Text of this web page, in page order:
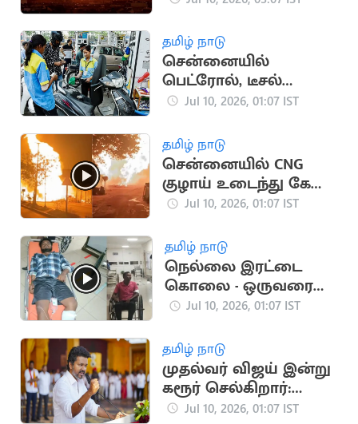
தமிழ் நாடு
சென்னையில்
பெட்ரோல், டீசல்
விலையில் மாற்றம்
Jul 10, 2026, 01:07 IST
தமிழ் நாடு
சென்னையில் CNG
குழாய் உடைந்து கேஸ்
கசிவு.. பெரும் தீ
Jul 10, 2026, 01:07 IST
தமிழ் நாடு
நெல்லை இரட்டை
கொலை - ஒருவரை
சுட்டுப்பிடித்த போலீஸ்
Jul 10, 2026, 01:07 IST
தமிழ் நாடு
முதல்வர் விஜய் இன்று
கரூர் செல்கிறார்:
அரசு நிகழ்ச்சிகளில்
Jul 10, 2026, 01:07 IST